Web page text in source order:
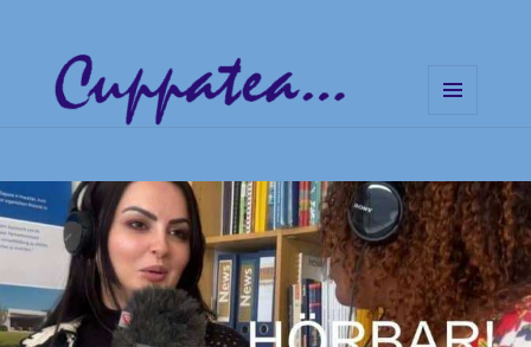
Musik und klare Botschaften